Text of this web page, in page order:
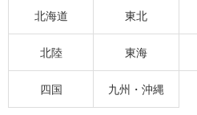
北海道 東北
北陸 東海
四国 九州・沖縄